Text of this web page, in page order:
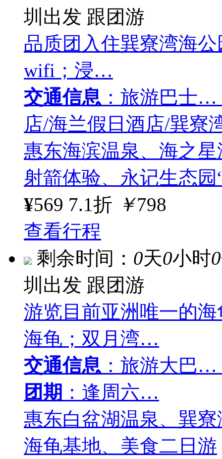
圳出发 跟团游
品质团入住巽寮湾海
wifi；浸…
交通信息 ：旅游巴士…
店/海兰假日酒店/巽寮
惠东海滨温泉、海之
射箭体验、永记生态
¥569 7.1折 ￥798
查看行程
剩余时间： 0天0小时0
圳出发 跟团游
游览目前亚洲唯一的
海龟；双月湾…
交通信息 ：旅游大巴…
团期 ：逢周六…
惠东白盆湖温泉、巽
海龟基地、美食二日游